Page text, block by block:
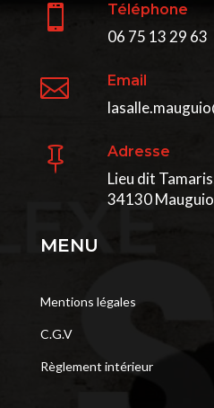
 Téléphone
06 75 13 29 63
 Email
 Adresse
Lieu dit
34130 Mauguio
MENU
Mentions légales
C.G.V
Règlement intérieur